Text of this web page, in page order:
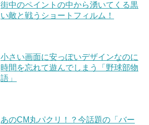
街中のペイントの中から湧いてくる黒
い敵と戦うショートフィルム！
小さい画面に安っぽいデザインなのに
時間を忘れて遊んでしまう「野球部物
語」
あのCM丸パクリ！？今話題の「バー